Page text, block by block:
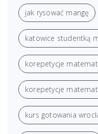
jak rysować mangę
katowice studentką
korepetycje
korepetycje
kurs gotowania